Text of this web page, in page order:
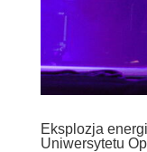
Eksplozja
Uniwersytetu